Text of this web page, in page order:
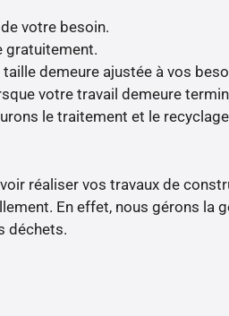
votre besoin.
gratuitement.
demeure ajustée à vos
votre travail demeure
le traitement et le
réaliser vos travaux de
En effet, nous gérons la
déchets.